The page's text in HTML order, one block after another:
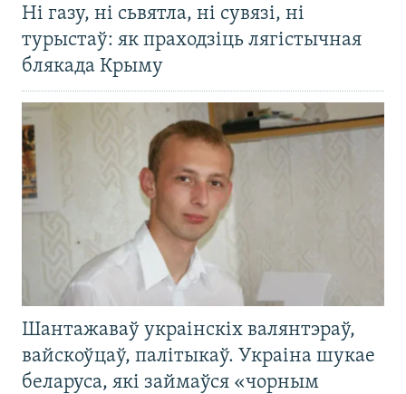
Ні газу, ні сьвятла, ні сувязі, ні
турыстаў: як праходзіць лягістычная
блякада Крыму
Шантажаваў украінскіх валянтэраў,
вайскоўцаў, палітыкаў. Украіна шукае
беларуса, які займаўся «чорным